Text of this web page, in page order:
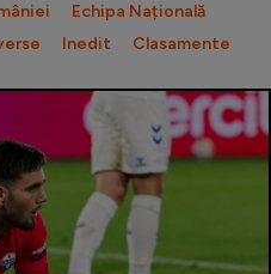
Echipa Națională
Inedit Clasamente